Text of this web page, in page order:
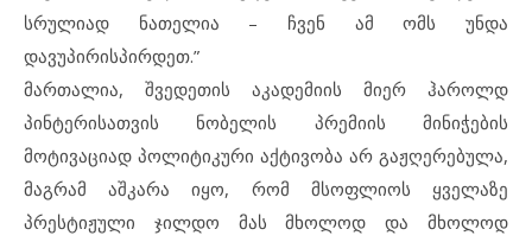
სრულიად ნათელია – ჩვენ ამ ომს უნდა
დავუპირისპირდეთ.”
მართალია, შვედეთის აკადემიის მიერ ჰაროლდ
პინტერისათვის ნობელის პრემიის მინიჭების
მოტივაციად პოლიტიკური აქტივობა არ გაჟღერებულა,
მაგრამ აშკარა იყო, რომ მსოფლიოს ყველაზე
პრესტიჟული ჯილდო მას მხოლოდ და მხოლოდ